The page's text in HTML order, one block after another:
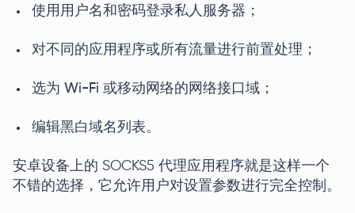
使用用户名和密码登录私人服务器；
对不同的应用程序或所有流量进行前置处理；
选为 Wi-Fi 或移动网络的网络接口域；
编辑黑白域名列表。
安卓设备上的 SOCKS5 代理应用程序就是这样一个
不错的选择，它允许用户对设置参数进行完全控制。